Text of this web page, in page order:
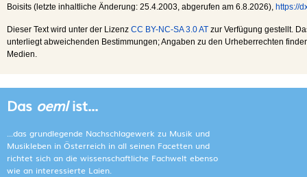
Boisits (letzte inhaltliche Änderung: 25.4.2003 , abgerufen am 6.8.2026), https://
Dieser Text wird unter der Lizenz CC BY-NC-SA 3.0 AT zur Verfügung gestellt.
unterliegt abweichenden Bestimmungen; Angaben zu den Urheberrechten
Medien.
Das oemlist...
...das grundlegende Nachschlagewerk zu Musik und
Musikleben in Österreich in all seinen Facetten und
richtet sich an die wissenschaftliche Fachwelt ebenso
wie an interessierte Laien.